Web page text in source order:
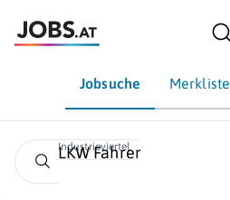
Jobsuche Merkliste
Industrieviertel
LKW Fahrer